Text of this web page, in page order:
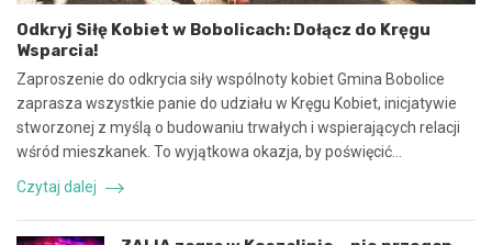
ó
ł
p
r
c
ę
i
k
o
o
r
e
c
z
n
z
d
a
r
z
e
n
Odkryj Siłę Kobiet w Bobolicach: Dołącz do Kręgu
Wsparcia!
Zaproszenie do odkrycia siły wspólnoty kobiet Gmina Bobolice
zaprasza wszystkie panie do udziału w Kręgu Kobiet, inicjatywie
stworzonej z myślą o budowaniu trwałych i wspierających relacji
wśród mieszkanek. To wyjątkowa okazja, by poświęcić…
Czytaj dalej